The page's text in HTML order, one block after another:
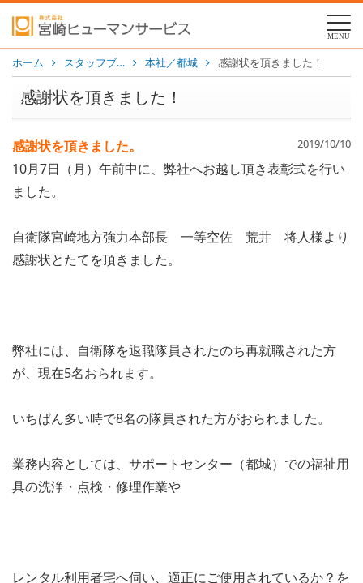
MENU
ホーム スタッフブ… 本社／都城 感謝状を頂きました！
感謝状を頂きました！
2019/10/10
感謝状を頂きました。
10月7日（月）午前中に、弊社へお越し頂き表彰式を行い
ました。
自衛隊宮崎地方強力本部長 一等空佐 荒井 将人様より
感謝状とたてを頂きました。
弊社には、自衛隊を退職隊員されたのち再就職された方
が、現在5名おられます。
いちばん多い時で8名の隊員された方がおられました。
業務内容としては、サポートセンター（都城）での福祉用
具の洗浄・点検・修理作業や
レンタル利用者宅へ伺い、適正にご使用されているか？を